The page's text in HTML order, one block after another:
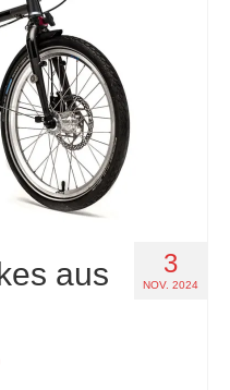
3
NOV. 2024
aus